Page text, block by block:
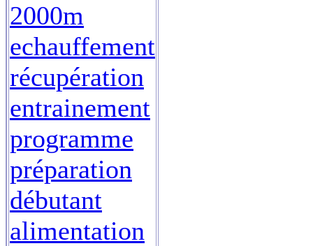
2000m
echauffement
récupération
entrainement
programme
préparation
débutant
alimentation